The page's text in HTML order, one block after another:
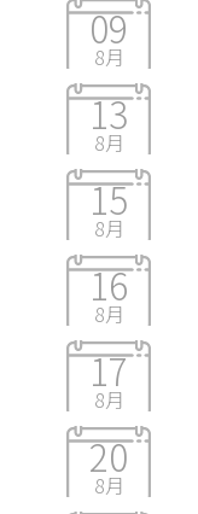
09
8月
13
8月
15
8月
16
8月
17
8月
20
8月